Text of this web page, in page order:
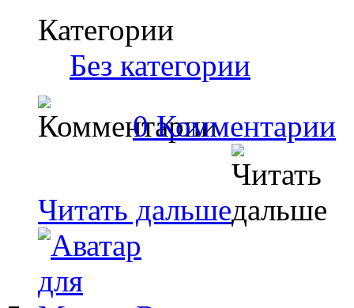
Категории
Без категории
0 Комментарии
Читать дальше